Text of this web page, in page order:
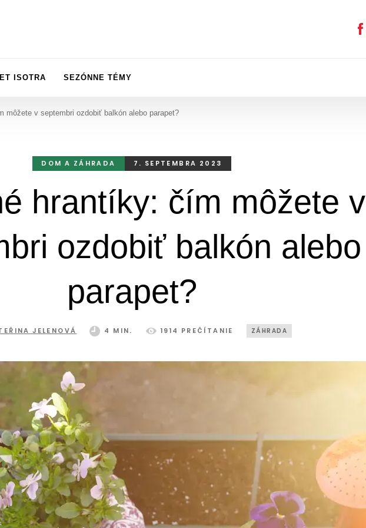
ISOTRA SEZÓNNE TÉMY
môžete v septembri ozdobiť balkón alebo parapet?
DOM A ZÁHRADA 7. SEPTEMBRA 2023
hrantíky: čím môžete v
ozdobiť balkón alebo
parapet?
JELENOVÁ 4 MIN. 1914 PREČÍTANIE ZÁHRADA